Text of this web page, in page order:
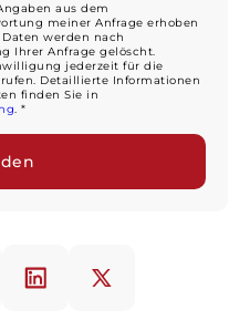
aus dem
meiner Anfrage erhoben
werden nach
Ihrer Anfrage gelöscht.
jederzeit für die
Detaillierte Informationen
finden Sie in
. *